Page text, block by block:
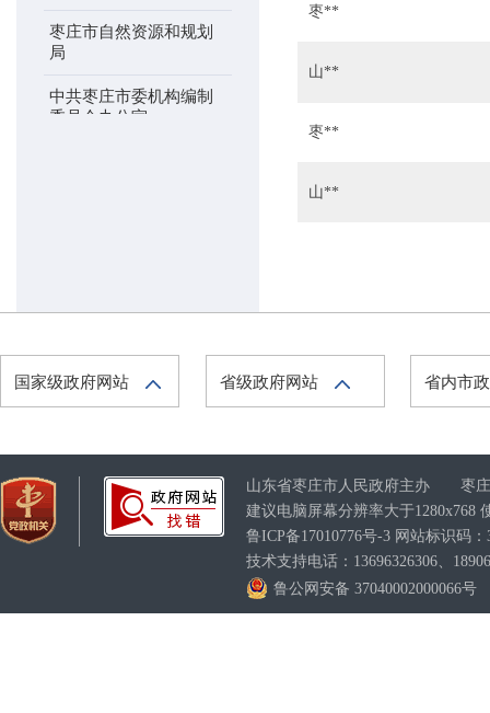
枣庄市自然资源和规划
局
中共枣庄市委机构编制
委员会办公室
枣庄市人民防空办公室
枣**
山**
枣**
山**
国家级政府网站 省级政府网站 省内市
山东省枣庄市人民政府主办 枣庄
建议电脑屏幕分辨率大于1280x768
鲁ICP备17010776号-3 网站标识码：
技术支持电话：13696326306、
鲁公网安备 37040002000066号